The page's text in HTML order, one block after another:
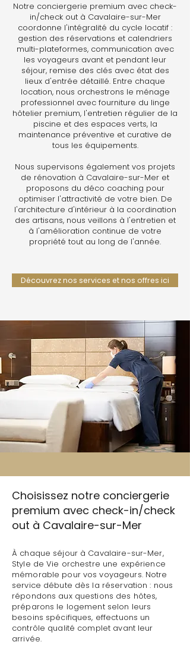
Notre conciergerie premium avec check-
in/check out à Cavalaire-sur-Mer
coordonne l'intégralité du cycle locatif :
gestion des réservations et calendriers
multi-plateformes, communication avec
les voyageurs avant et pendant leur
séjour, remise des clés avec état des
lieux d'entrée détaillé. Entre chaque
location, nous orchestrons le ménage
professionnel avec fourniture du linge
hôtelier premium, l'entretien régulier de la
piscine et des espaces verts, la
maintenance préventive et curative de
tous les équipements.
Nous supervisons également vos projets
de rénovation à Cavalaire-sur-Mer et
proposons du déco coaching pour
optimiser l'attractivité de votre bien. De
l'architecture d'intérieur à la coordination
des artisans, nous veillons à l'entretien et
à l'amélioration continue de votre
propriété tout au long de l'année.
Découvrez nos services et nos offres ici
Choisissez notre conciergerie
premium avec check-in/check
out à Cavalaire-sur-Mer
À chaque séjour à Cavalaire-sur-Mer,
Style de Vie orchestre une expérience
mémorable pour vos voyageurs. Notre
service débute dès la réservation : nous
répondons aux questions des hôtes,
préparons le logement selon leurs
besoins spécifiques, effectuons un
contrôle qualité complet avant leur
arrivée.